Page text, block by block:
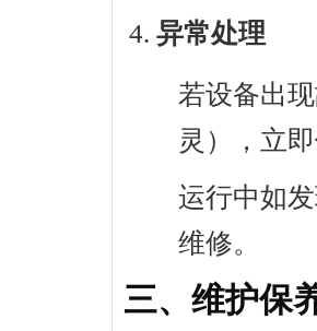
异常处理
若设备出
灵），立
运行中如
维修。
三、维护保